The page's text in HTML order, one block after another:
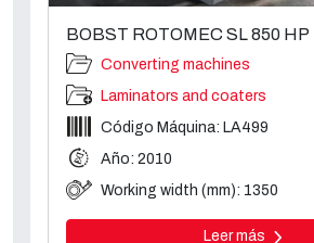
BOBST ROTOMEC SL 850 HP
Converting machines
Laminators and coaters
Código Máquina: LA499
Año: 2010
Working width (mm): 1350
Leer más